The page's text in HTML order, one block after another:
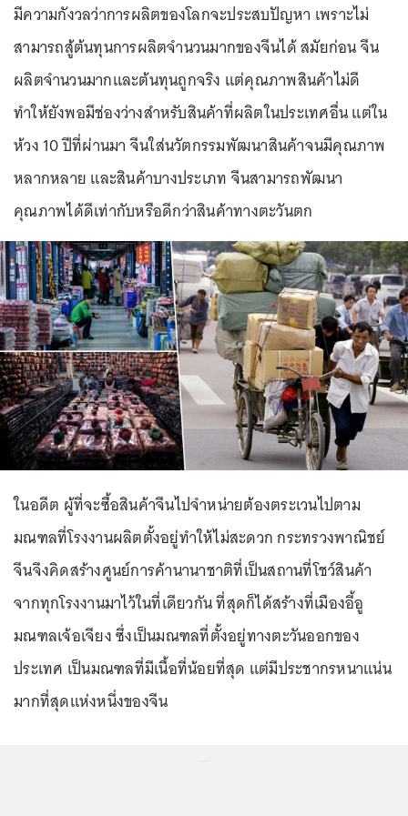
มีความกังวลว่าการผลิตของโลกจะประสบปัญหา เพราะไม่
สามารถสู้ต้นทุนการผลิตจำนวนมากของจีนได้ สมัยก่อน จีน
ผลิตจำนวนมากและต้นทุนถูกจริง แต่คุณภาพสินค้าไม่ดี
ทำให้ยังพอมีช่องว่างสำหรับสินค้าที่ผลิตในประเทศอื่น แต่ใน
ห้วง 10 ปีที่ผ่านมา จีนใส่นวัตกรรมพัฒนาสินค้าจนมีคุณภาพ
หลากหลาย และสินค้าบางประเภท จีนสามารถพัฒนา
คุณภาพได้ดีเท่ากับหรือดีกว่าสินค้าทางตะวันตก
ในอดีต ผู้ที่จะซื้อสินค้าจีนไปจำหน่ายต้องตระเวนไปตาม
มณฑลที่โรงงานผลิตตั้งอยู่ทำให้ไม่สะดวก กระทรวงพาณิชย์
จีนจึงคิดสร้างศูนย์การค้านานาชาติที่เป็นสถานที่โชว์สินค้า
จากทุกโรงงานมาไว้ในที่เดียวกัน ที่สุดก็ได้สร้างที่เมืองอี้อู
มณฑลเจ้อเจียง ซึ่งเป็นมณฑลที่ตั้งอยู่ทางตะวันออกของ
ประเทศ เป็นมณฑลที่มีเนื้อที่น้อยที่สุด แต่มีประชากรหนาแน่น
มากที่สุดแห่งหนึ่งของจีน